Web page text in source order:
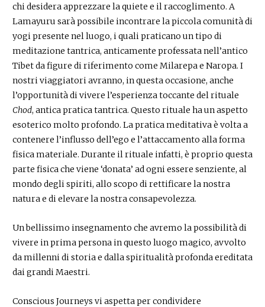
chi desidera apprezzare la quiete e il raccoglimento. A
Lamayuru sarà possibile incontrare la piccola comunità di
yogi presente nel luogo, i quali praticano un tipo di
meditazione tantrica, anticamente professata nell’antico
Tibet da figure di riferimento come Milarepa e Naropa. I
nostri viaggiatori avranno, in questa occasione, anche
l’opportunità di vivere l’esperienza toccante del rituale
Chod, antica pratica tantrica. Questo rituale ha un aspetto
esoterico molto profondo. La pratica meditativa è volta a
contenere l’influsso dell’ego e l’attaccamento alla forma
fisica materiale. Durante il rituale infatti, è proprio questa
parte fisica che viene ‘donata’ ad ogni essere senziente, al
mondo degli spiriti, allo scopo di rettificare la nostra
natura e di elevare la nostra consapevolezza.
Un bellissimo insegnamento che avremo la possibilità di
vivere in prima persona in questo luogo magico, avvolto
da millenni di storia e dalla spiritualità profonda ereditata
dai grandi Maestri.
Conscious Journeys vi aspetta per condividere